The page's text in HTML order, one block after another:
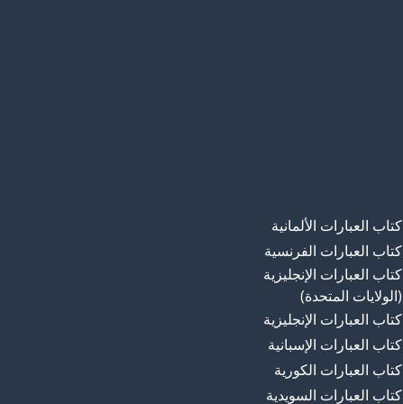
كتاب العبارات الألمانية
كتاب العبارات الفرنسية
كتاب العبارات الإنجليزية
(الولايات المتحدة)
كتاب العبارات الإنجليزية
كتاب العبارات الإسبانية
كتاب العبارات الكورية
كتاب العبارات السويدية